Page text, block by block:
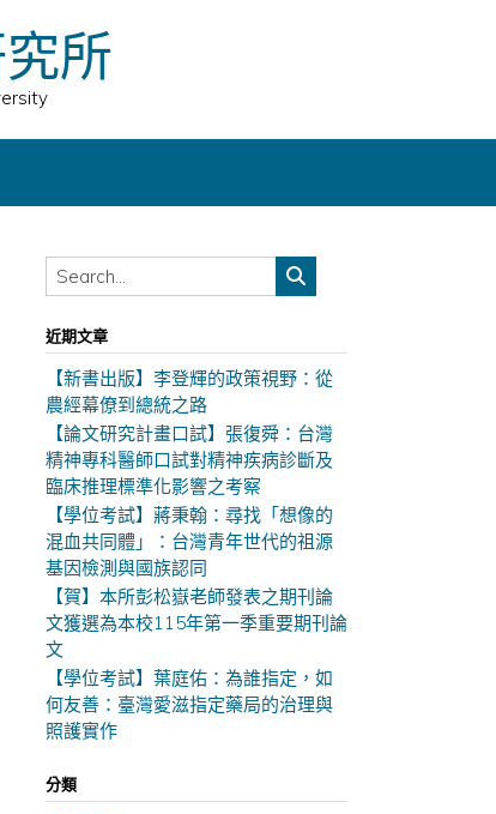
所
近期文章
【新書出版】李登輝的政策視野：從
農經幕僚到總統之路
【論文研究計畫口試】張復舜：台灣
精神專科醫師口試對精神疾病診斷及
臨床推理標準化影響之考察
【學位考試】蔣秉翰：尋找「想像的
混血共同體」：台灣青年世代的祖源
基因檢測與國族認同
【賀】本所彭松嶽老師發表之期刊論
文獲選為本校115年第一季重要期刊論
文
【學位考試】葉庭佑：為誰指定，如
何友善：臺灣愛滋指定藥局的治理與
照護實作
分類